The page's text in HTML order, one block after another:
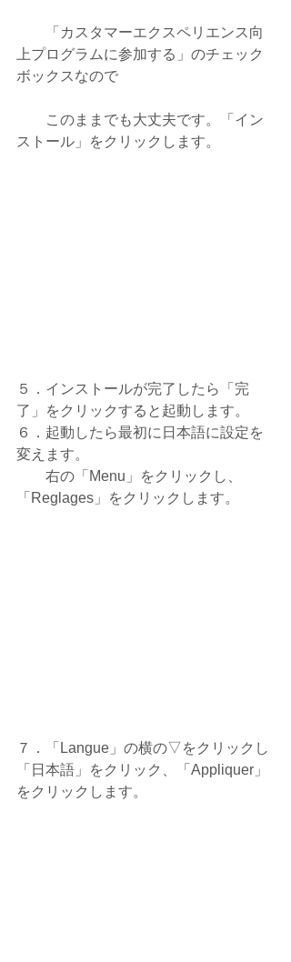
「カスタマーエクスペリエンス向
上プログラムに参加する」のチェック
ボックスなので
このままでも大丈夫です。「イン
ストール」をクリックします。
５．インストールが完了したら「完
了」をクリックすると起動します。
６．起動したら最初に日本語に設定を
変えます。
右の「Menu」をクリックし、
「Reglages」をクリックします。
７．「Langue」の横の▽をクリックし
「日本語」をクリック、「Appliquer」
をクリックします。